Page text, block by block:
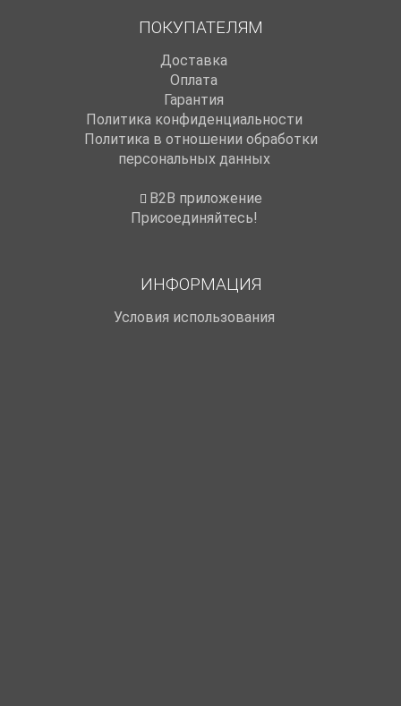
ПОКУПАТЕЛЯМ
Доставка
Оплата
Гарантия
Политика конфиденциальности
Политика в отношении обработки
персональных данных
B2B приложение
Присоединяйтесь!
ИНФОРМАЦИЯ
Условия использования